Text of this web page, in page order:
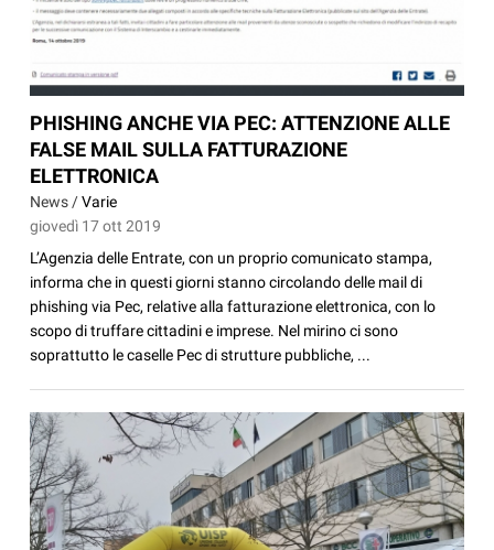
PHISHING ANCHE VIA PEC: ATTENZIONE ALLE
FALSE MAIL SULLA FATTURAZIONE
ELETTRONICA
News /Varie
giovedì 17 ott 2019
L’Agenzia delle Entrate, con un proprio comunicato stampa,
informa che in questi giorni stanno circolando delle mail di
phishing via Pec, relative alla fatturazione elettronica, con lo
scopo di truffare cittadini e imprese. Nel mirino ci sono
soprattutto le caselle Pec di strutture pubbliche, ...